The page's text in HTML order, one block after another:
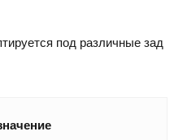
под различные зад